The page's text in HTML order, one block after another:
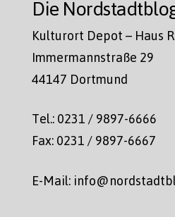
Die
Kulturort Depot – Haus
Immermannstraße 29
44147 Dortmund
Tel.: 0231 / 9897-6666
Fax: 0231 / 9897-6667
E-Mail: